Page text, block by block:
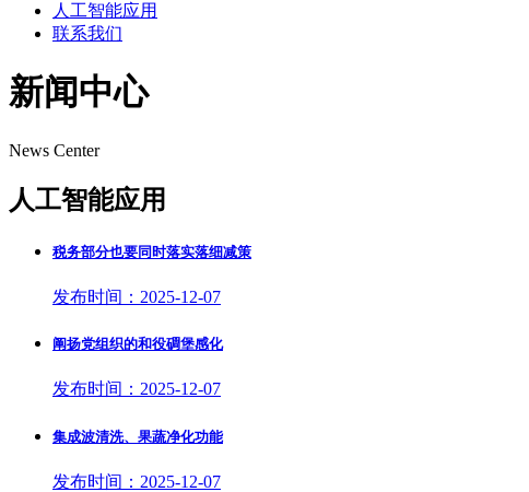
人工智能应用
联系我们
新闻中心
News Center
人工智能应用
税务部分也要同时落实落细减策
发布时间：2025-12-07
阐扬党组织的和役碉堡感化
发布时间：2025-12-07
集成波清洗、果蔬净化功能
发布时间：2025-12-07